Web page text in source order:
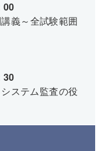
00
義～全試験範囲
30
ステム監査の役